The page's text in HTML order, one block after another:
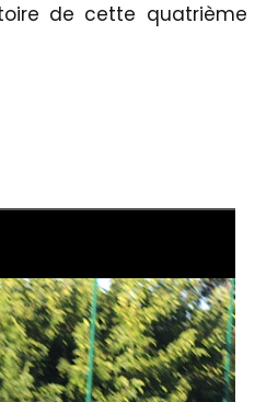
de cette quatrième